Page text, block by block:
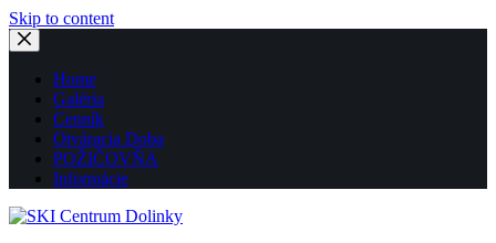
Skip to content
Home
Galéria
Cenník
Otváracia Doba
POŽIČOVŇA
Informácie